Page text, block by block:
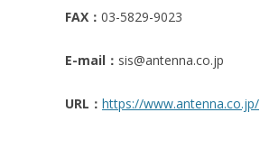
FAX： 03-5829-9023
E-mail： sis@antenna.co.jp
URL： https://www.antenna.co.jp/